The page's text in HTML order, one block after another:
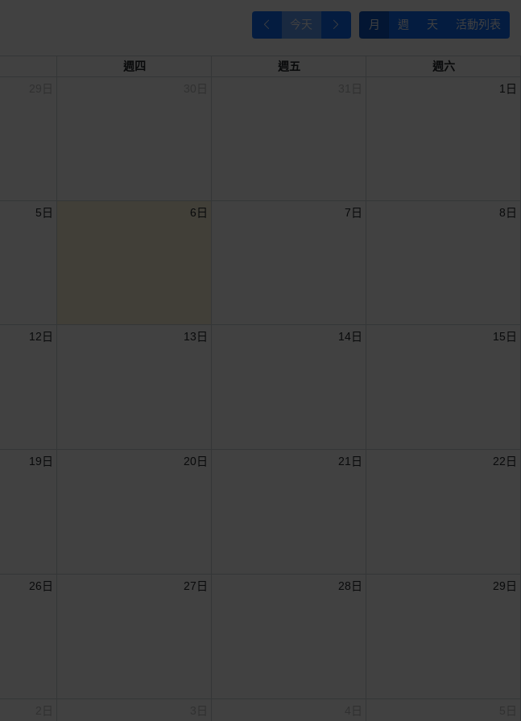
今天 月 週 天 活動列表
週四 週五
週六
1日
5日 6日 7日 8日
12日 13日 14日 15日
19日 20日 21日 22日
26日 27日 28日 29日